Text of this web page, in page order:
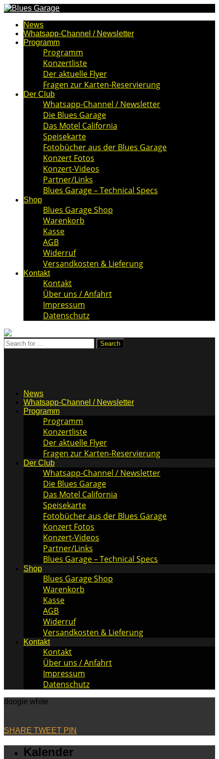
News
Whatsapp-Channel / Newsletter
Programm
Programm
Konzertliste
Der aktuelle Flyer
Fragen zur Karten-Reservierung
Der Club
Whatsapp-Channel / Newsletter
Die Blues Garage
Das Motel California
Speisekarte
Fotobücher aus der Blues Garage
Konzert Fotos
Konzert-Videos
Partner/Links
Blues Garage – Technical Specs
Shop
Blues Garage Shop
Warenkorb
Kasse
AGB
Widerruf
Versandkosten & Lieferung
Kontakt
Kontakt
Über uns / Anfahrt
Impressum
Datenschutz
News
Whatsapp-Channel / Newsletter
Programm
Programm
Konzertliste
Der aktuelle Flyer
Fragen zur Karten-Reservierung
Der Club
Whatsapp-Channel / Newsletter
Die Blues Garage
Das Motel California
Speisekarte
Fotobücher aus der Blues Garage
Konzert Fotos
Konzert-Videos
Partner/Links
Blues Garage – Technical Specs
Shop
Blues Garage Shop
Warenkorb
Kasse
AGB
Widerruf
Versandkosten & Lieferung
Kontakt
Kontakt
Über uns / Anfahrt
Impressum
Datenschutz
doogie white
SHARE TWEET PIN
Kalender